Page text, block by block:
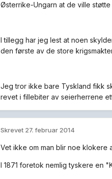
Østerrike-Ungarn at de ville
I tillegg har jeg lest at noen
den første av de store
Jeg tror ikke bare Tyskland fikk
revet i fillebiter av seierherrene
Skrevet 27. februar 2014
Vet ikke om man blir noe klokere
I 1871 foretok nemlig tyskere en